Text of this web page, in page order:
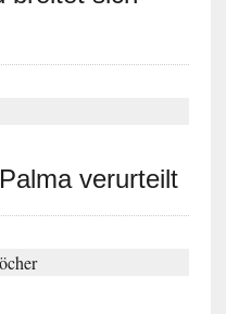
verurteilt